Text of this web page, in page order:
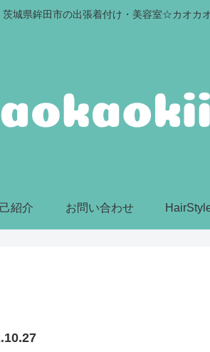
茨城県鉾田市の出張着付け・美容室☆カオカ
紹介 お問い合わせ